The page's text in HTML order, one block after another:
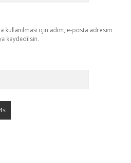
kullanılması için adım, e-posta adresim
kaydedilsin.